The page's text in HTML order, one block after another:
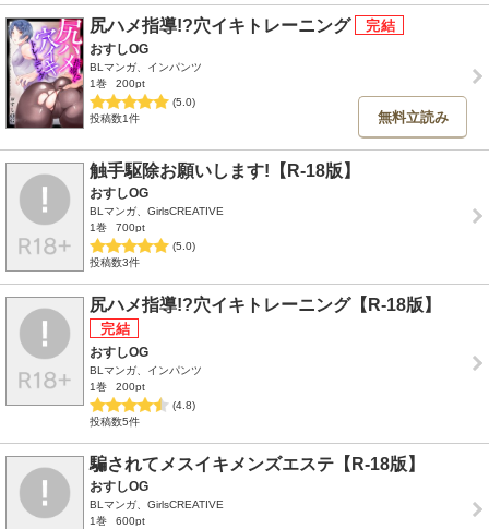
尻ハメ指導!?穴イキトレーニング
おすしOG
BLマンガ、インパンツ
1巻
200pt
(5.0)
投稿数1件
無料立読み
触手駆除お願いします!【R-18版】
おすしOG
BLマンガ、GirlsCREATIVE
1巻
700pt
(5.0)
投稿数3件
尻ハメ指導!?穴イキトレーニング【R-18版】
おすしOG
BLマンガ、インパンツ
1巻
200pt
(4.8)
投稿数5件
騙されてメスイキメンズエステ【R-18版】
おすしOG
BLマンガ、GirlsCREATIVE
1巻
600pt